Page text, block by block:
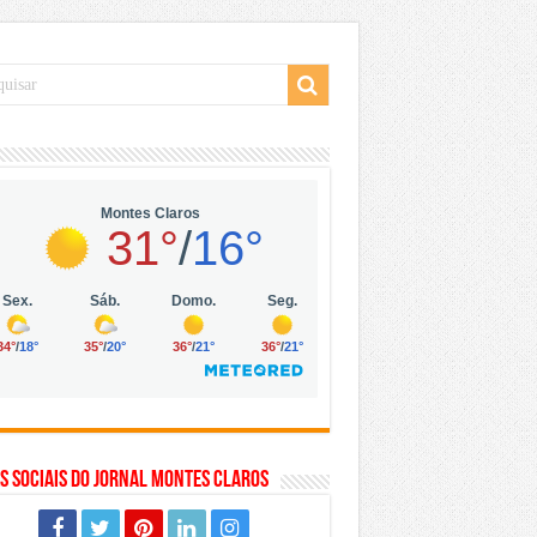
Vila Olímpia, em São Paulo
mil no digital
Sociais do Jornal Montes Claros